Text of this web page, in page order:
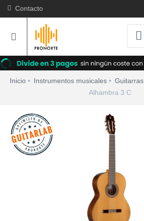
Contacto
Inicio Instrumentos musicales Guitarras
Alhambra 3 C